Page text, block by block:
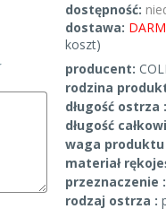
dostępność:
dostawa:
koszt)
producent:
rodzina
długość ostrza :
długość
waga produktu
materiał
przeznaczenie
rodzaj ostrza :